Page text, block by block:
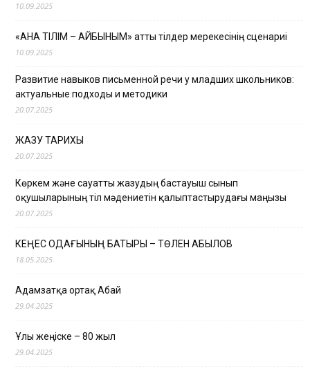
10.09.2025
«АНА ТІЛІМ – АЙБЫНЫМ» атты тілдер мерекесінің сценариі
10.09.2025
Развитие навыков письменной речи у младших школьников:
актуальные подходы и методики
20.07.2025
ЖАЗУ ТАРИХЫ
20.07.2025
Көркем және сауатты жазудың бастауыш сынып
оқушыларының тіл мәдениетін қалыптастырудағы маңызы
20.07.2025
КЕҢЕС ОДАҒЫНЫҢ БАТЫРЫ – ТӨЛЕН ҚАБЫЛОВ
18.05.2025
Адамзатқа ортақ Абай
29.04.2025
Ұлы жеңіске – 80 жыл
29.04.2025